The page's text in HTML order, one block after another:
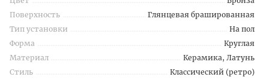
Поверхность
Глянцевая брашированная
Тип установки
На пол
Форма
Круглая
Материал
Керамика, Латунь
Стиль
Классический (ретро)